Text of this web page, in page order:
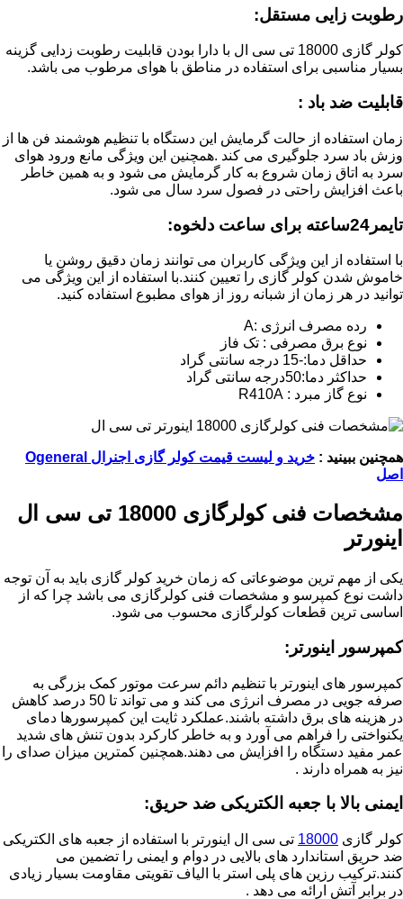
رطوبت زایی مستقل:
کولر گازی 18000 تی سی ال با دارا بودن قابلیت رطوبت زدایی گزینه
بسیار مناسبی برای استفاده در مناطق با هوای مرطوب می باشد.
قابلیت ضد باد :
زمان استفاده از حالت گرمایش این دستگاه با تنظیم هوشمند فن ها از
وزش باد سرد جلوگیری می کند .همچنین این ویژگی مانع ورود هوای
سرد به اتاق زمان شروع به کار گرمایش می شود و به همین خاطر
باعث افزایش راحتی در فصول سرد سال می شود.
تایمر24ساعته برای ساعت دلخوه:
با استفاده از این ویژگی کاربران می توانند زمان دقیق روشن یا
خاموش شدن کولر گازی را تعیین کنند.با استفاده از این ویژگی می
توانید در هر زمان از شبانه روز از هوای مطبوع استفاده کنید.
رده مصرف انرژی :A
نوع برق مصرفی : تک فاز
حداقل دما:-15 درجه سانتی گراد
حداکثر دما:50درجه سانتی گراد
نوع گاز مبرد : R410A
همچنین ببینید :
خرید و لیست قیمت کولر گازی اجنرال Ogeneral
اصل
مشخصات فنی کولرگازی 18000 تی سی ال
اینورتر
یکی از مهم ترین موضوعاتی که زمان خرید کولر گازی باید به آن توجه
داشت نوع کمپرسو و مشخصات فنی کولرگازی می باشد چرا که از
اساسی ترین قطعات کولرگازی محسوب می شود.
کمپرسور اینورتر:
کمپرسور های اینورتر با تنظیم دائم سرعت موتور کمک بزرگی به
صرفه جویی در مصرف انرژی می کند و می تواند تا 50 درصد کاهش
در هزینه های برق داشته باشند.عملکرد ثایت این کمپرسورها دمای
یکنواختی را فراهم می آورد و به خاطر کارکرد بدون تنش های شدید
عمر مفید دستگاه را افزایش می دهند.همچنین کمترین میزان صدای را
نیز به همراه دارند .
ایمنی بالا با جعبه الکتریکی ضد حریق:
کولر گازی 18000 تی سی ال اینورتر با استفاده از جعبه های الکتریکی
ضد حریق استاندارد های بالایی در دوام و ایمنی را تضمین می
کنند.ترکیب رزین های پلی استر با الیاف تقویتی مقاومت بسیار زیادی
در برابر آتش ارائه می دهد .